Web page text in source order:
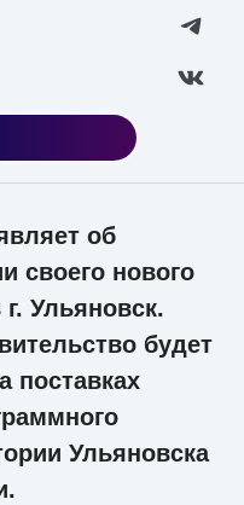
об
своего нового
Ульяновск.
будет
поставках
Ульяновска